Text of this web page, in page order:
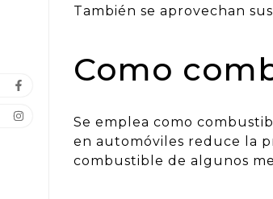
También se aprovechan
Como
Se emplea como
en automóviles reduce la
combustible de algunos